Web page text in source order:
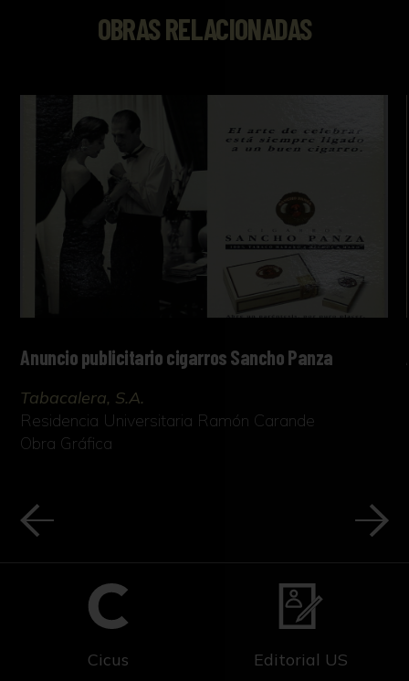
OBRAS RELACIONADAS
Anuncio publicitario cigarros Sancho Panza
Tabacalera, S.A.
Residencia Universitaria Ramón Carande
Obra Gráfica
Cicus Editorial US